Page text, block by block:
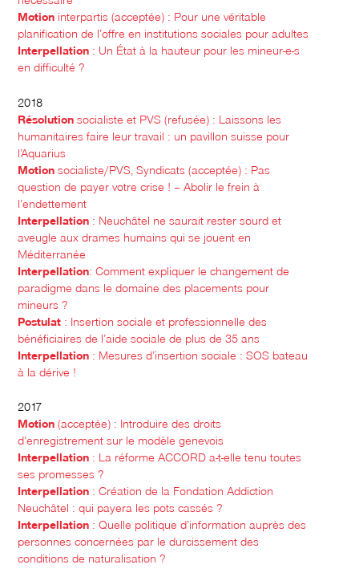
Motion interpartis (acceptée) : Pour une véritable
planification de l’offre en institutions sociales pour adultes
Interpellation : Un État à la hauteur pour les mineur-e-s
en difficulté ?
2018
Résolutionsocialiste et PVS (refusée) : Laissons les
humanitaires faire leur travail : un pavillon suisse pour
l’Aquarius
Motion socialiste/PVS, Syndicats (acceptée) : Pas
question de payer votre crise ! – Abolir le frein à
l’endettement
Interpellation : Neuchâtel ne saurait rester sourd et
aveugle aux drames humains qui se jouent en
Méditerranée
Interpellation: Comment expliquer le changement de
paradigme dans le domaine des placements pour
mineurs ?
Postulat : Insertion sociale et professionnelle des
bénéficiaires de l’aide sociale de plus de 35 ans
Interpellation : Mesures d’insertion sociale : SOS bateau
à la dérive !
2017
Motion(acceptée) : Introduire des droits
d’enregistrement sur le modèle genevois
Interpellation : La réforme ACCORD a-t-elle tenu toutes
ses promesses ?
Interpellation : Création de la Fondation Addiction
Neuchâtel : qui payera les pots cassés ?
Interpellation : Quelle politique d’information auprès des
personnes concernées par le durcissement des
conditions de naturalisation ?